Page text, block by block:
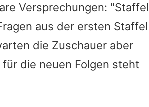
Versprechungen: "Staffel
aus der ersten Staffel
die Zuschauer aber
die neuen Folgen steht